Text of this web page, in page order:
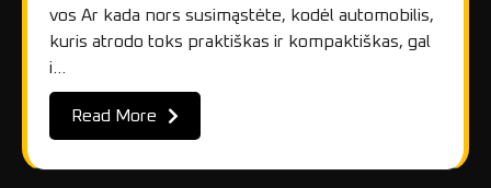
vos Ar kada nors susimąstėte, kodėl automobilis,
kuris atrodo toks praktiškas ir kompaktiškas, gal
i…
Read More